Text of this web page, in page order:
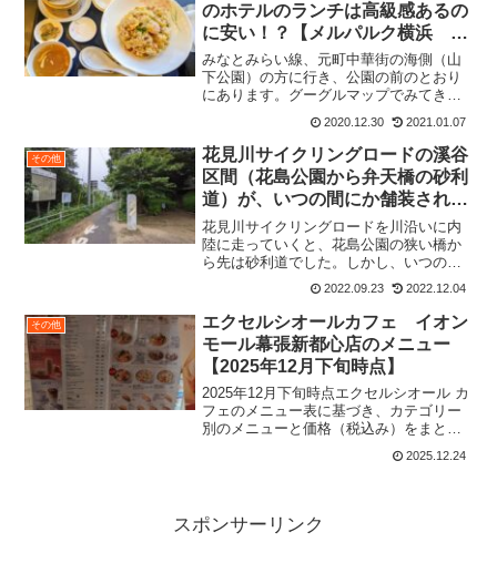
のホテルのランチは高級感あるの
に安い！？【メルパルク横浜 な
みき・杏樹】
みなとみらい線、元町中華街の海側（山
下公園）の方に行き、公園の前のとおり
にあります。グーグルマップでみてきた
のですが、 なみき というお店が見当
たらない。でも、地図ではこの辺なの
に。。。ここにあるのは結婚式場？ちょ
っと戸惑いつつ入店。グーグ...
2020.12.30 2021.01.07
その他
花見川サイクリングロードの溪谷
区間（花島公園から弁天橋の砂利
道）が、いつの間にか舗装されて
いた！？
花見川サイクリングロードを川沿いに内
陸に走っていくと、花島公園の狭い橋か
ら先は砂利道でした。しかし、いつの間
にかゴルフ場の近くの弁天橋まで舗装さ
れていることを2022年9月にして気づきま
した！！！下の写真は花島公園近くの
古〜い橋の地点です。...
2022.09.23 2022.12.04
その他
エクセルシオールカフェ イオン
モール幕張新都心店のメニュー
【2025年12月下旬時点】
2025年12月下旬時点エクセルシオール カ
フェのメニュー表に基づき、カテゴリー
別のメニューと価格（税込み）をまとめ
ました。CHAI（期間限定/新商品）マサラ
ティーソーダ：¥650マサラチャイティ
2025.12.24
スポンサーリンク